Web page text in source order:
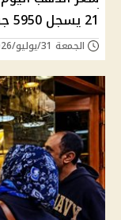
21 يسجل 5950 جنيهًا
الجمعة 31/يوليو/2026 - 09:25 ص